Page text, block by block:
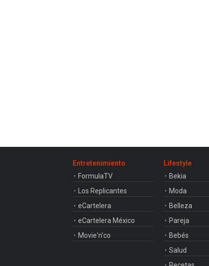
Entretenimiento
FormulaTV
Los Replicantes
eCartelera
eCartelera México
Movie'n'co
Lifestyle
Bekia
Moda
Belleza
Pareja
Bebés
Salud